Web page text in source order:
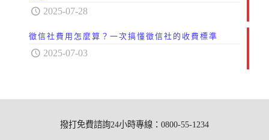
2025-07-28
徵信社費用怎麼算？一次搞懂徵信社的收費標準
2025-07-03
撥打免費諮詢24小時專線：0800-55-1234